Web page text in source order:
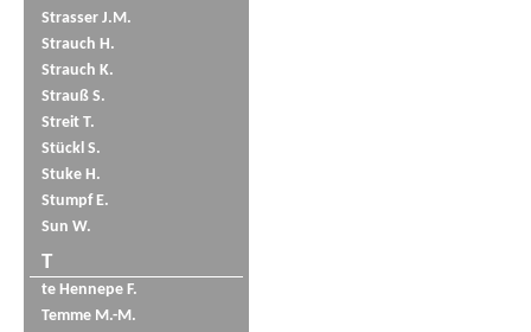
Strasser J.M.
Strauch H.
Strauch K.
Strauß S.
Streit T.
Stückl S.
Stuke H.
Stumpf E.
Sun W.
T
te Hennepe F.
Temme M.-M.